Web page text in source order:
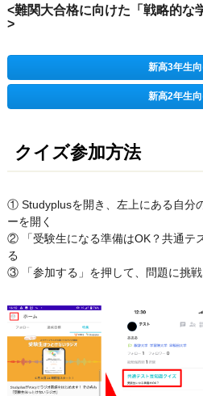
<難関大合格に向けた「戦略的な
>
新高3年生
新高2年生
クイズ参加方法
① Studyplusを開き、左上にある自分
ーを開く
② 「受験生になる準備はOK？共通テ
る
③ 「参加する」を押して、問題に挑戦